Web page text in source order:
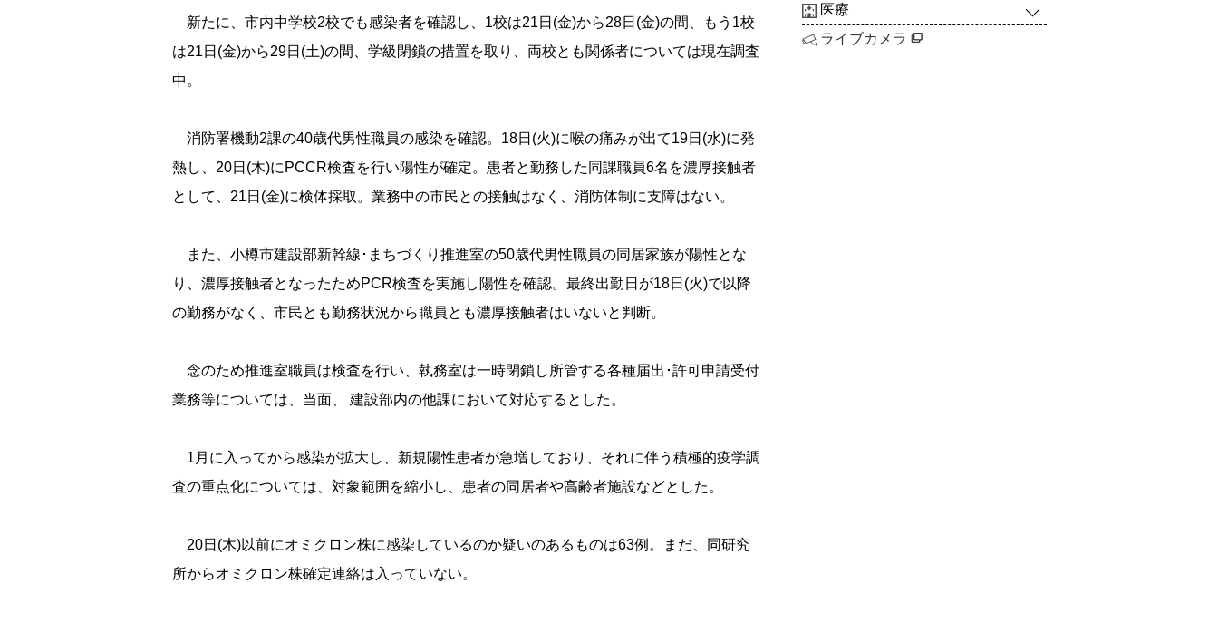
新たに、市内中学校2校でも感染者を確認し、1校は21日(金)から28日(金)の間、もう1校
は21日(金)から29日(土)の間、学級閉鎖の措置を取り、両校とも関係者については現在調査
中。
消防署機動2課の40歳代男性職員の感染を確認。18日(火)に喉の痛みが出て19日(水)に発
熱し、20日(木)にPCCR検査を行い陽性が確定。患者と勤務した同課職員6名を濃厚接触者
として、21日(金)に検体採取。業務中の市民との接触はなく、消防体制に支障はない。
また、小樽市建設部新幹線･まちづくり推進室の50歳代男性職員の同居家族が陽性とな
り、濃厚接触者となったためPCR検査を実施し陽性を確認。最終出勤日が18日(火)で以降
の勤務がなく、市民とも勤務状況から職員とも濃厚接触者はいないと判断。
念のため推進室職員は検査を行い、執務室は一時閉鎖し所管する各種届出･許可申請受付
業務等については、当面、 建設部内の他課において対応するとした。
1月に入ってから感染が拡大し、新規陽性患者が急増しており、それに伴う積極的疫学調
査の重点化については、対象範囲を縮小し、患者の同居者や高齢者施設などとした。
20日(木)以前にオミクロン株に感染しているのか疑いのあるものは63例。まだ、同研究
所からオミクロン株確定連絡は入っていない。
医療
ライブカメラ